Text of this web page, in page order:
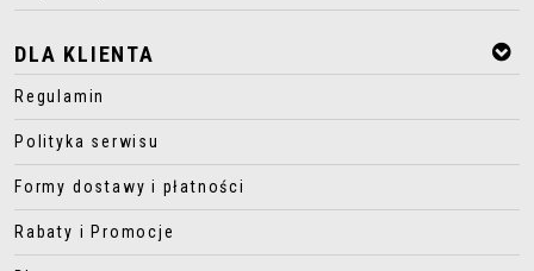
DLA KLIENTA
Regulamin
Polityka serwisu
Formy dostawy i płatności
Rabaty i Promocje